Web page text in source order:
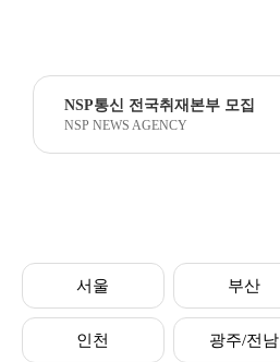
NSP통신 전국취재본부 모집
NSP NEWS AGENCY
서울 부산
인천 광주/전남